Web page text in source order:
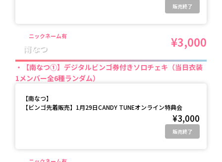
販売終了
ニックネーム有
南なつ ¥3,000
【南なつ①】デジタルビンゴ券付きソロチェキ（当日衣装
1メンバー全6種ランダム）
【南なつ】
【ビンゴ先着販売】1月29日CANDY TUNEオンライン特典会
¥3,000
販売終了